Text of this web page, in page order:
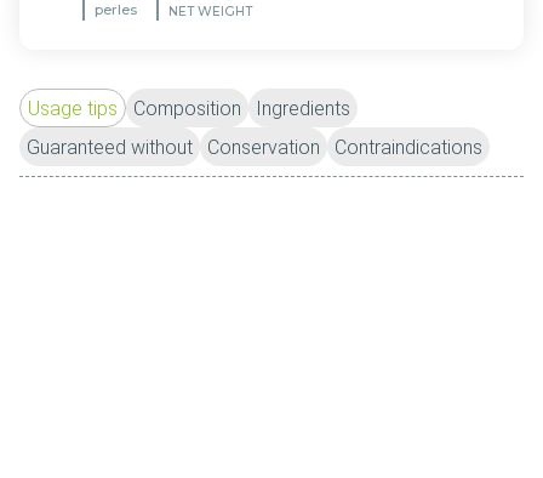
perles NET WEIGHT
Usage tips Composition
Ingredients
Guaranteed without
Conservation Contraindications